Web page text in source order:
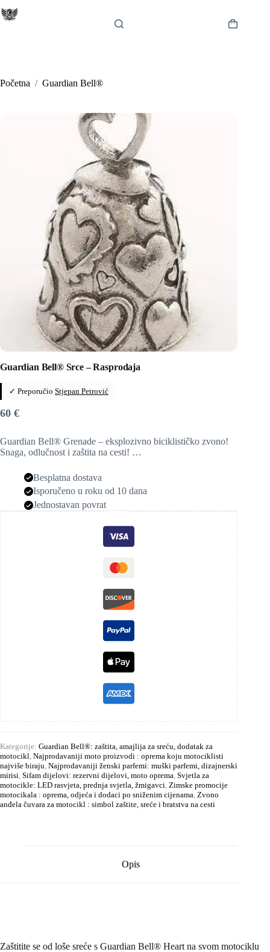
na
Košarica
Početna / Guardian Bell®
Guardian Bell® Srce – Rasprodaja
✓ Preporučio Stjepan Petrović
60 €
Guardian Bell® Grenade – eksplozivno biciklističko zvono! ️
Snaga, odlučnost i zaštita na cesti! …
Besplatna dostava
Isporučeno u roku od 10 dana
Jednostavan povrat
Kategorije: Guardian Bell®: zaštita, amajlija za sreću, dodatak za
motocikl, Najprodavaniji moto proizvodi : oprema koju motociklisti
najviše biraju, Najprodavaniji ženski parfemi: muški parfemi, dizajnerski
mirisi, Sifam dijelovi: rezervni dijelovi, moto oprema, Svjetla za
motocikle: LED rasvjeta, prednja svjetla, žmigavci, Zimske promocije
motocikala : oprema, odjeća i dodaci po sniženim cijenama, Zvono
anđela čuvara za motocikl : simbol zaštite, sreće i bratstva na cesti
Opis
Zaštitite se od loše sreće s Guardian Bell® Heart na svom motociklu